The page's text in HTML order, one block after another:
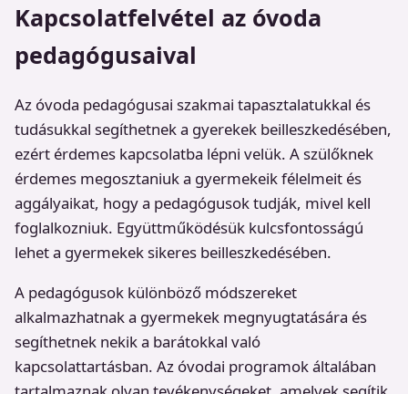
Kapcsolatfelvétel az óvoda
pedagógusaival
Az óvoda pedagógusai szakmai tapasztalatukkal és
tudásukkal segíthetnek a gyerekek beilleszkedésében,
ezért érdemes kapcsolatba lépni velük. A szülőknek
érdemes megosztaniuk a gyermekeik félelmeit és
aggályaikat, hogy a pedagógusok tudják, mivel kell
foglalkozniuk. Együttműködésük kulcsfontosságú
lehet a gyermekek sikeres beilleszkedésében.
A pedagógusok különböző módszereket
alkalmazhatnak a gyermekek megnyugtatására és
segíthetnek nekik a barátokkal való
kapcsolattartásban. Az óvodai programok általában